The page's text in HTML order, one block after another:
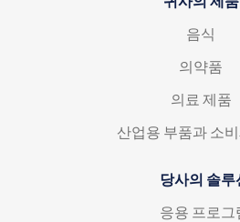
음식
의약품
의료 제품
산업용 부품과 소
당사의 솔루
응용 프로그